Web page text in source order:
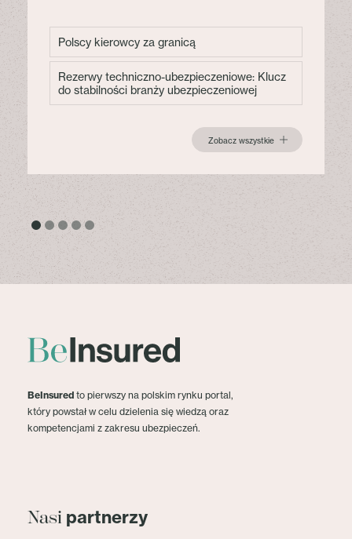
Polscy kierowcy za granicą
Rezerwy techniczno-ubezpieczeniowe: Klucz
do stabilności branży ubezpieczeniowej
Zobacz wszystkie
BeInsured to pierwszy na polskim rynku portal,
który powstał w celu dzielenia się wiedzą oraz
kompetencjami z zakresu ubezpieczeń.
Nasi partnerzy